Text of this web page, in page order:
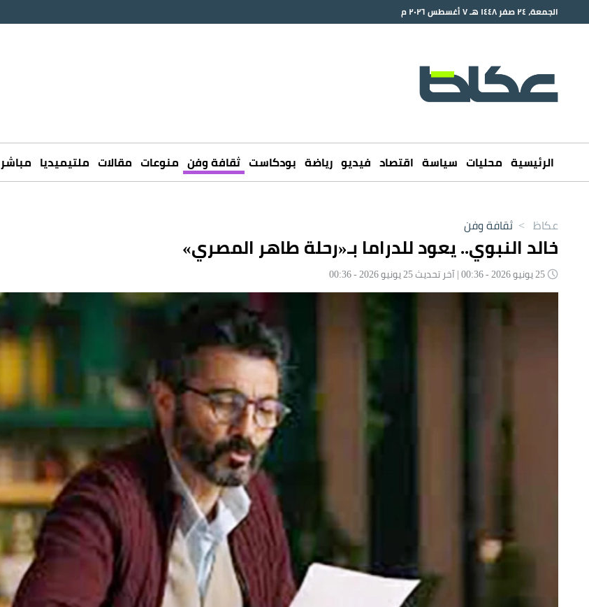
الجمعة، ٢٤ صفر ١٤٤٨ هـ ٧ أغسطس ٢٠٢٦ م
الرئيسية محليات سياسة اقتصاد فيديو رياضة بودكاست ثقافة وفن منوعات مقالات ملتيميديا مباشر
عكاظ > ثقافة وفن
خالد النبوي.. يعود للدراما بـ«رحلة طاهر المصري»